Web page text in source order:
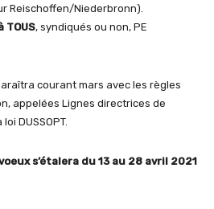
Reischoffen/Niederbronn).
TOUS, syndiqués ou non, PE
courant mars avec les règles
appelées Lignes directrices de
DUSSOPT.
s’étalera du 13 au 28 avril 2021